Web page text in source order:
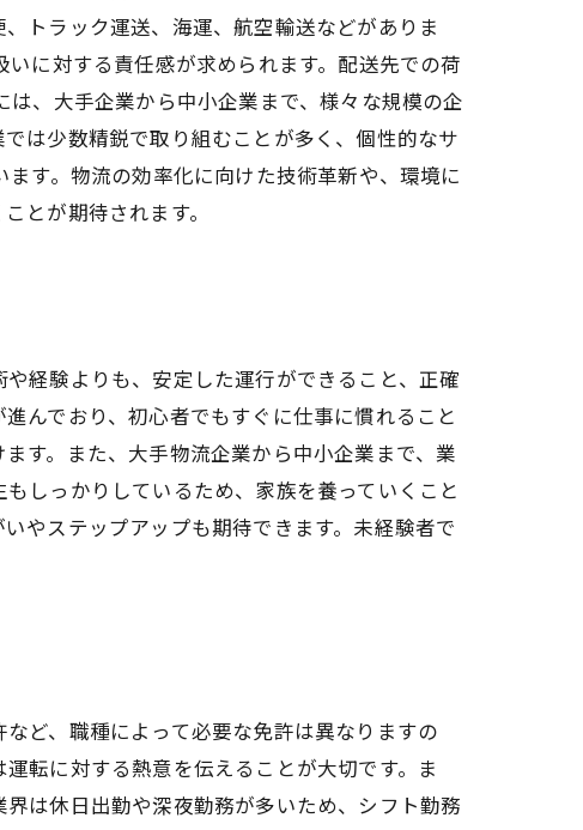
トラック運送、海運、航空輸送などがありま
に対する責任感が求められます。配送先での荷
、大手企業から中小企業まで、様々な規模の企
は少数精鋭で取り組むことが多く、個性的なサ
す。物流の効率化に向けた技術革新や、環境に
とが期待されます。
経験よりも、安定した運行ができること、正確
んでおり、初心者でもすぐに仕事に慣れること
す。また、大手物流企業から中小企業まで、業
しっかりしているため、家族を養っていくこと
やステップアップも期待できます。未経験者で
ど、職種によって必要な免許は異なりますの
転に対する熱意を伝えることが大切です。ま
は休日出勤や深夜勤務が多いため、シフト勤務